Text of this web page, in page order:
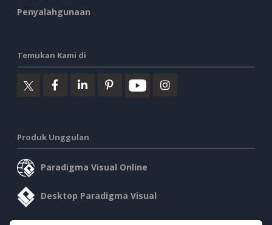
Penyalahgunaan
Temukan Kami di
Produk Unggulan
Paradigma Visual Online
Desktop Paradigma Visual